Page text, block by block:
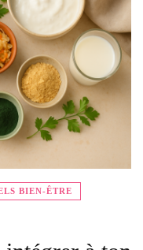
BIEN-ÊTRE